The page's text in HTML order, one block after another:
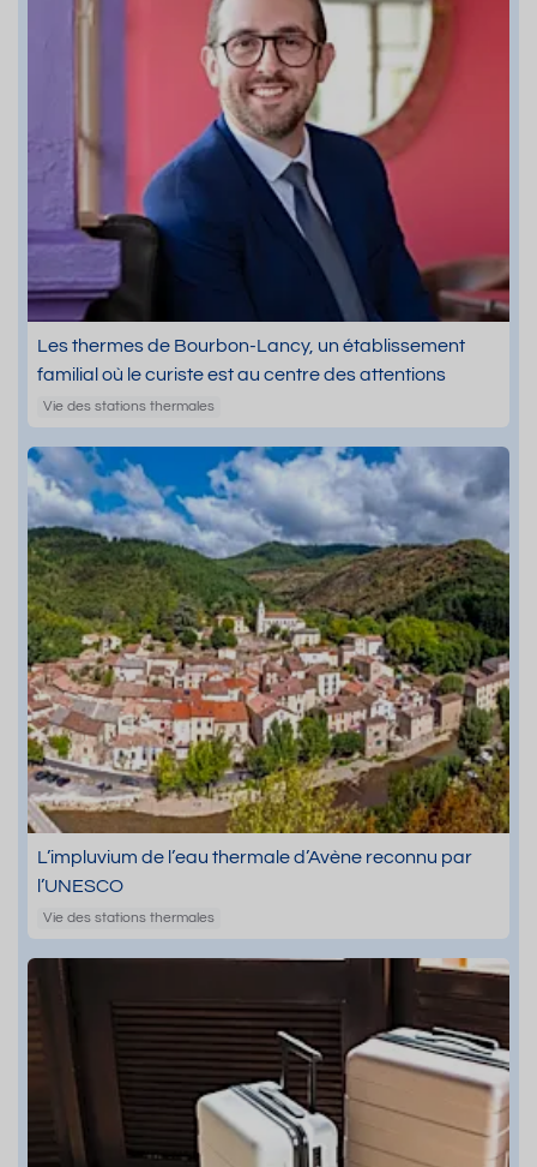
Les thermes de Bourbon-Lancy, un établissement
familial où le curiste est au centre des attentions
Vie des stations thermales
L’impluvium de l’eau thermale d’Avène reconnu par
l’UNESCO
Vie des stations thermales